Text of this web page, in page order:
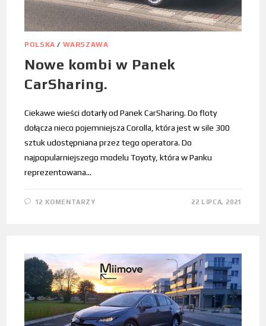
POLSKA / WARSZAWA
Nowe kombi w Panek
CarSharing.
Ciekawe wieści dotarły od Panek CarSharing. Do floty
dołącza nieco pojemniejsza Corolla, która jest w sile 300
sztuk udostępniana przez tego operatora. Do
najpopularniejszego modelu Toyoty, która w Panku
reprezentowana…
12 KOMENTARZY 22 LIPCA, 2021